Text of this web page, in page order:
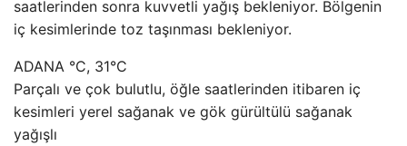
saatlerinden sonra kuvvetli yağış bekleniyor. Bölgenin
iç kesimlerinde toz taşınması bekleniyor.
ADANA °C, 31°C
Parçalı ve çok bulutlu, öğle saatlerinden itibaren iç
kesimleri yerel sağanak ve gök gürültülü sağanak
yağışlı